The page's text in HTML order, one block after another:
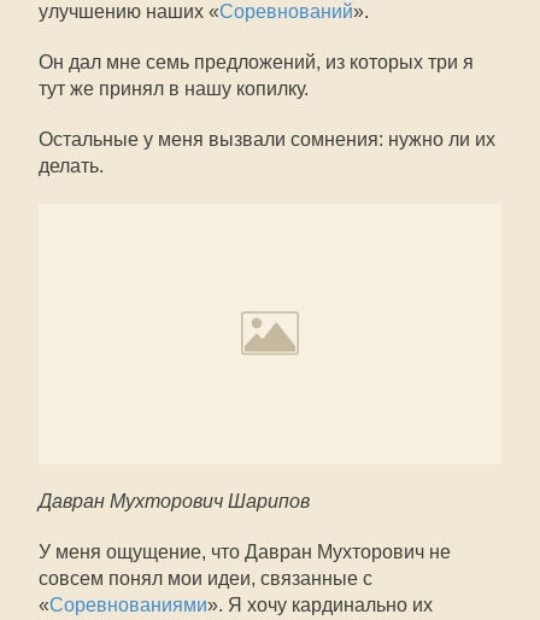
улучшению наших «Соревнований».
Он дал мне семь предложений, из которых три я
тут же принял в нашу копилку.
Остальные у меня вызвали сомнения: нужно ли их
делать.
Давран Мухторович Шарипов
У меня ощущение, что Давран Мухторович не
совсем понял мои идеи, связанные с
«Соревнованиями». Я хочу кардинально их